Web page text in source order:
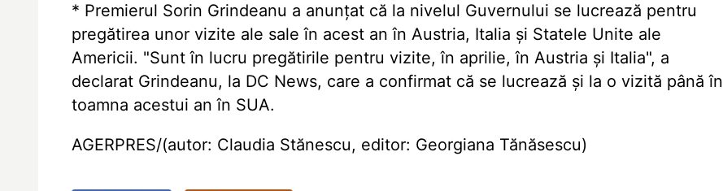
* Premierul Sorin Grindeanu a anunțat că la nivelul Guvernului se lucrează pentru
pregătirea unor vizite ale sale în acest an în Austria, Italia și Statele Unite ale
Americii. "Sunt în lucru pregătirile pentru vizite, în aprilie, în Austria și Italia", a
declarat Grindeanu, la DC News, care a confirmat că se lucrează și la o vizită până în
toamna acestui an în SUA.
AGERPRES/(autor: Claudia Stănescu, editor: Georgiana Tănăsescu)